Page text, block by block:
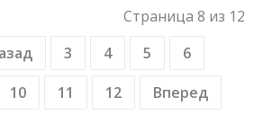
Страница 8 из 12
3 4 5
6
10 11 12
Вперед